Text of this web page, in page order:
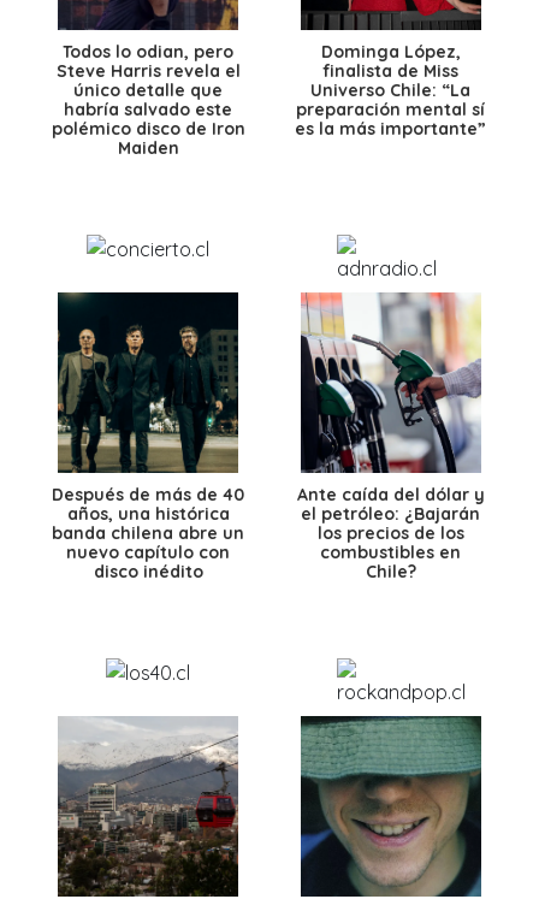
Todos lo odian, pero
Steve Harris revela el
único detalle que
habría salvado este
polémico disco de Iron
Maiden
Dominga López,
finalista de Miss
Universo Chile: “La
preparación mental sí
es la más importante”
Después de más de 40
años, una histórica
banda chilena abre un
nuevo capítulo con
disco inédito
Ante caída del dólar y
el petróleo: ¿Bajarán
los precios de los
combustibles en
Chile?